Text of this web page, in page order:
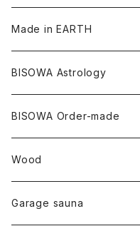
メタモルフォーゼス
クォーツインクォーツ
デュモルチェライト
タンザナイト
ムーンストーン
中国
アメリカ
キーホルダー
オーガニックコットン
HAZE 和蝋燭
縁キャンドル
陶器
大蝶恵美子
Tomoko Uemura Art 麻炭陶器
Cosmic hemp
YUGEN GLASS
others
foods
オーガニックコットン
バンブー
オーガニックフリース
ヘアゴム
宇佐美聖子
Made in EARTH
Misakubo Japan
碧-AOI-の松葉天然酵母パン
Uwajima Japan
BISOWA Astrology
BISOWA Order-made
∞Seiko Usami∞
Wood
Garage sauna